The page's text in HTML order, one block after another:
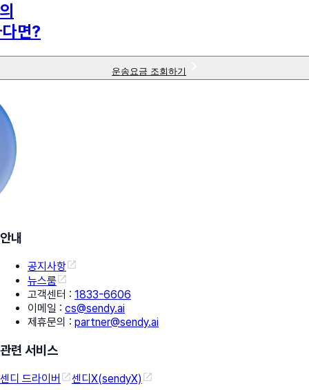
면?
운송요금 조회하기
안내
공지사항
뉴스룸
고객센터 : 1833-6606
이메일 : cs@sendy.ai
제휴문의 : partner@sendy.ai
관련 서비스
센디 드라이버 센디X(sendyX)